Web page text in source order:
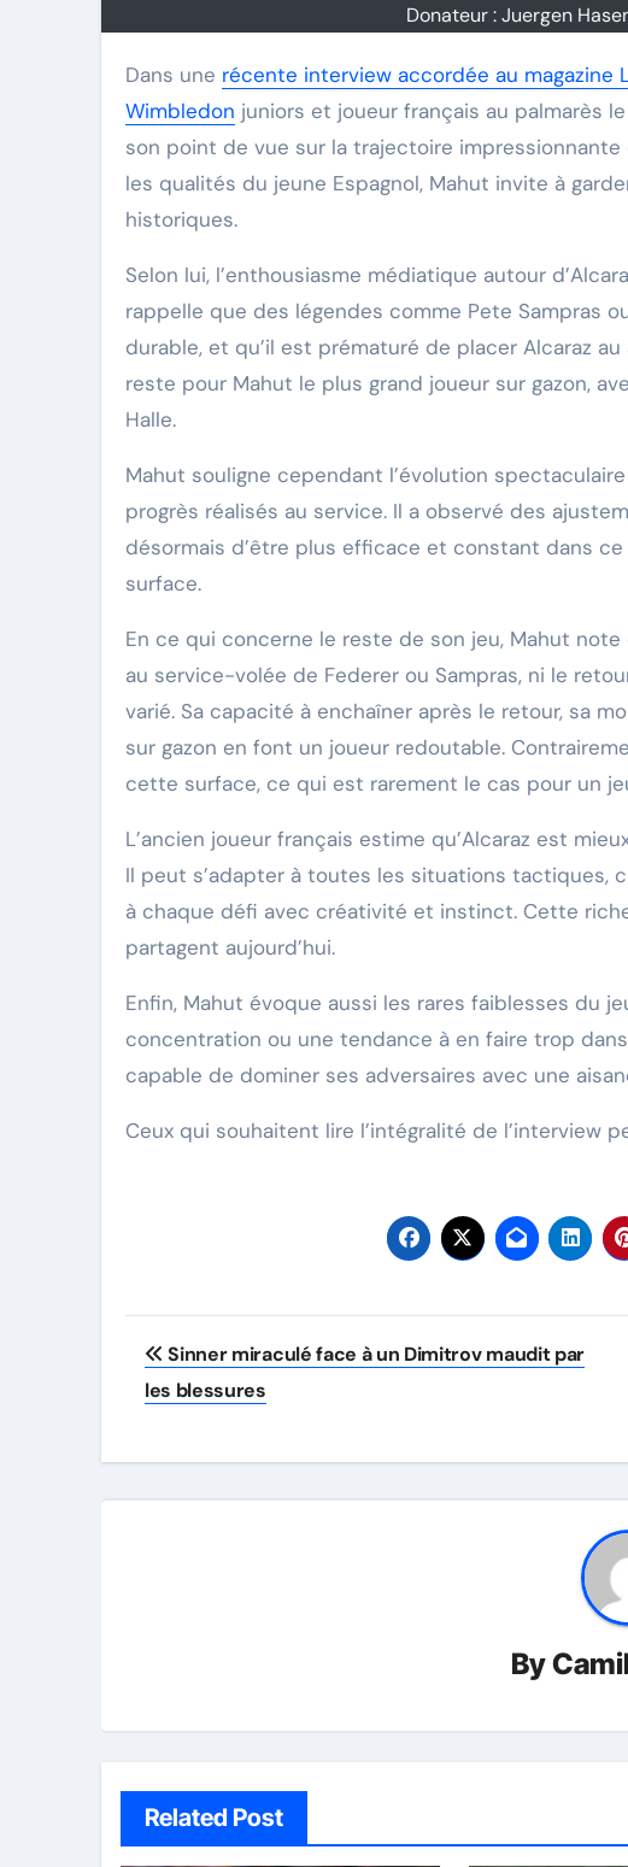
Donateur : Juergen
Dans une récente interview accordée au magazine
Wimbledon juniors et joueur français au palmarès
son point de vue sur la trajectoire
les qualités du jeune Espagnol, Mahut invite à
historiques.
Selon lui, l’enthousiasme médiatique autour
rappelle que des légendes comme Pete Sampras
durable, et qu’il est prématuré de placer Alcaraz
reste pour Mahut le plus grand joueur sur gazon,
Halle.
Mahut souligne cependant l’évolution
progrès réalisés au service. Il a observé des
désormais d’être plus efficace et constant dans
surface.
En ce qui concerne le reste de son jeu, Mahut
au service-volée de Federer ou Sampras, ni le
varié. Sa capacité à enchaîner après le retour, sa
sur gazon en font un joueur redoutable.
cette surface, ce qui est rarement le cas pour un
L’ancien joueur français estime qu’Alcaraz est
Il peut s’adapter à toutes les situations tactiques,
à chaque défi avec créativité et instinct. Cette
partagent aujourd’hui.
Enfin, Mahut évoque aussi les rares faiblesses du
concentration ou une tendance à en faire trop
capable de dominer ses adversaires avec une
Ceux qui souhaitent lire l’intégralité de l’interview
Post
navigation
Sinner miraculé face à un Dimitrov maudit par
les blessures
By
Related Post